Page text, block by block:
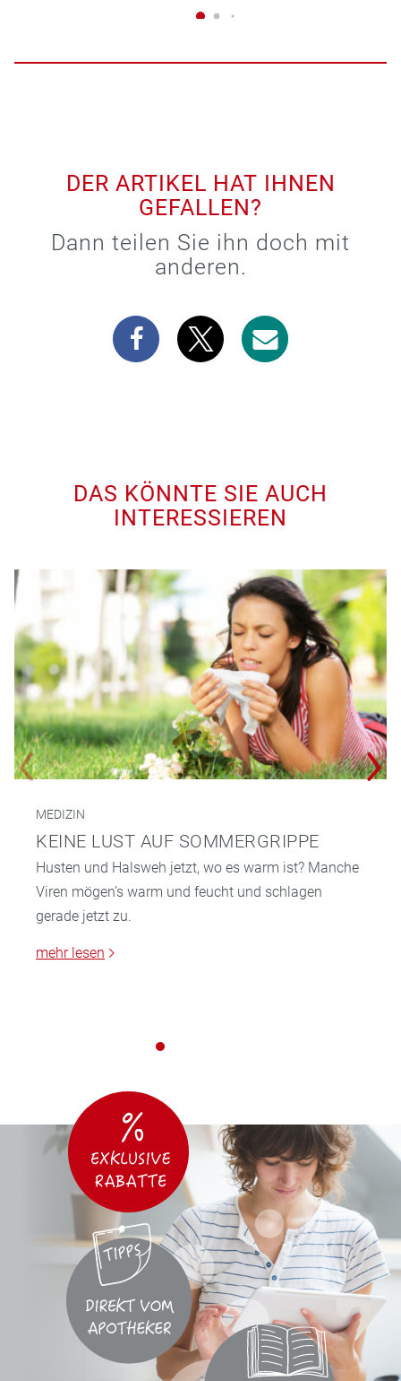
DER ARTIKEL HAT IHNEN
GEFALLEN?
Dann teilen Sie ihn doch mit
anderen.
DAS KÖNNTE SIE AUCH
INTERESSIEREN
MEDIZIN
KEINE LUST AUF SOMMERGRIPPE
Husten und Halsweh jetzt, wo es warm ist? Manche
Viren mögen’s warm und feucht und schlagen
gerade jetzt zu.
mehr lesen